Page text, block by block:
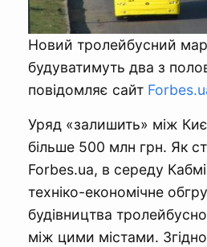
Новий тролейбусний
будуватимуть два з
повідомляє сайт
Уряд «залишить» між
більше 500 млн грн. Як
Forbes.ua, в середу
техніко-економічне
будівництва
між цими містами.